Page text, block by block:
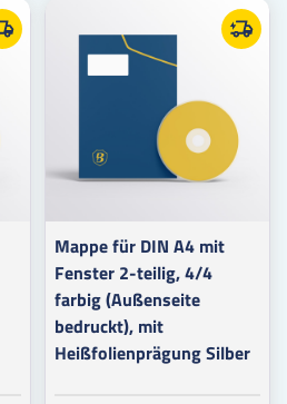
Mappe für DIN A4 mit
Fenster 2-teilig, 4/4
farbig (Außenseite
bedruckt), mit
Heißfolienprägung Silber